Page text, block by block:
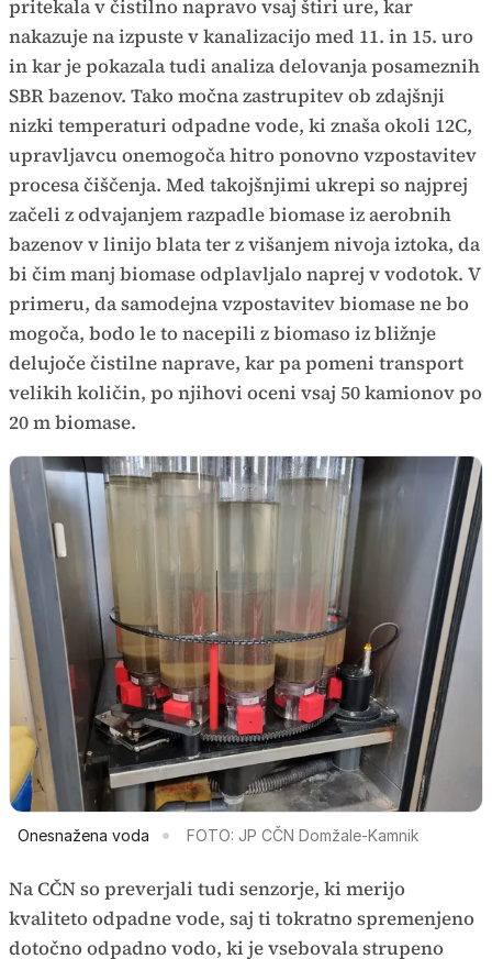
pritekala v čistilno napravo vsaj štiri ure, kar
nakazuje na izpuste v kanalizacijo med 11. in 15. uro
in kar je pokazala tudi analiza delovanja posameznih
SBR bazenov. Tako močna zastrupitev ob zdajšnji
nizki temperaturi odpadne vode, ki znaša okoli 12C,
upravljavcu onemogoča hitro ponovno vzpostavitev
procesa čiščenja. Med takojšnjimi ukrepi so najprej
začeli z odvajanjem razpadle biomase iz aerobnih
bazenov v linijo blata ter z višanjem nivoja iztoka, da
bi čim manj biomase odplavljalo naprej v vodotok. V
primeru, da samodejna vzpostavitev biomase ne bo
mogoča, bodo le to nacepili z biomaso iz bližnje
delujoče čistilne naprave, kar pa pomeni transport
velikih količin, po njihovi oceni vsaj 50 kamionov po
20 m biomase.
Onesnažena voda FOTO: JP CČN Domžale-Kamnik
Na CČN so preverjali tudi senzorje, ki merijo
kvaliteto odpadne vode, saj ti tokratno spremenjeno
dotočno odpadno vodo, ki je vsebovala strupeno